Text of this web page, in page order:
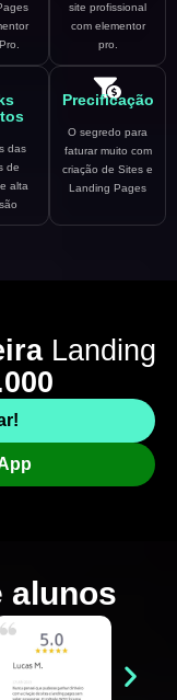
site profissional
com elementor
pro.
das
de
alta
Precificação
O segredo para
faturar muito com
criação de Sites e
Landing Pages
Landing
alunos